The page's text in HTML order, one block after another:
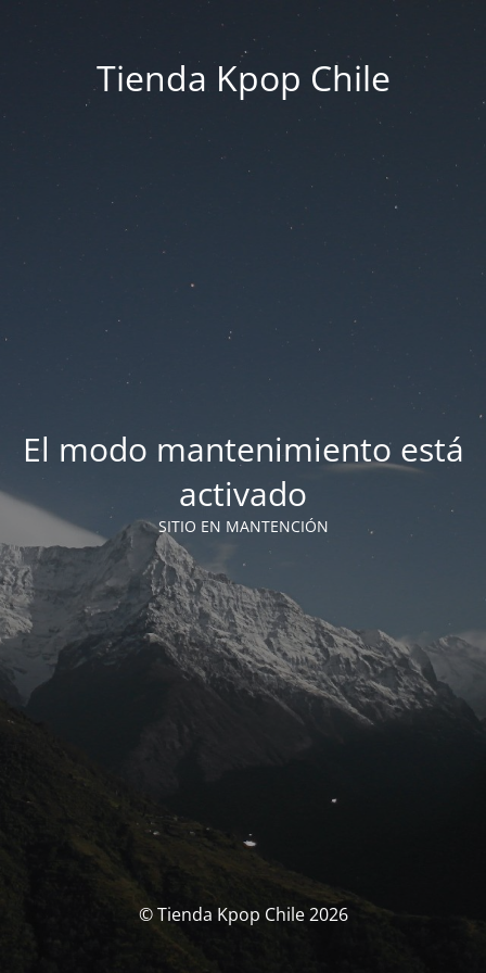
Tienda Kpop Chile
El modo mantenimiento está
activado
SITIO EN MANTENCIÓN
© Tienda Kpop Chile 2026